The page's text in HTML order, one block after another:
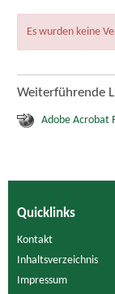
Es wurden keine
Weiterführende
Adobe Acrobat
Quicklinks
Kontakt
Inhaltsverzeichnis
Impressum